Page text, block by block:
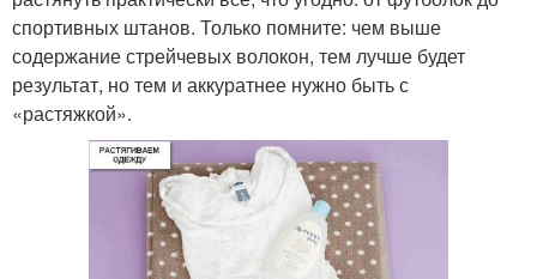
спортивных штанов. Только помните: чем выше
содержание стрейчевых волокон, тем лучше будет
результат, но тем и аккуратнее нужно быть с
«растяжкой».